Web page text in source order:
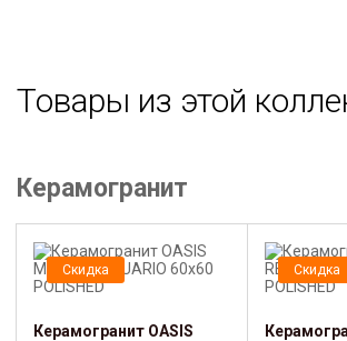
Товары из этой
Керамогранит
Скидка
Керамогранит OASIS
Скидка